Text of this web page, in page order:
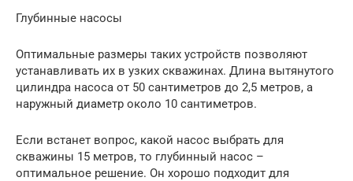
Глубинные насосы
Оптимальные размеры таких устройств позволяют
устанавливать их в узких скважинах. Длина вытянутого
цилиндра насоса от 50 сантиметров до 2,5 метров, а
наружный диаметр около 10 сантиметров.
Если встанет вопрос, какой насос выбрать для
скважины 15 метров, то глубинный насос –
оптимальное решение. Он хорошо подходит для